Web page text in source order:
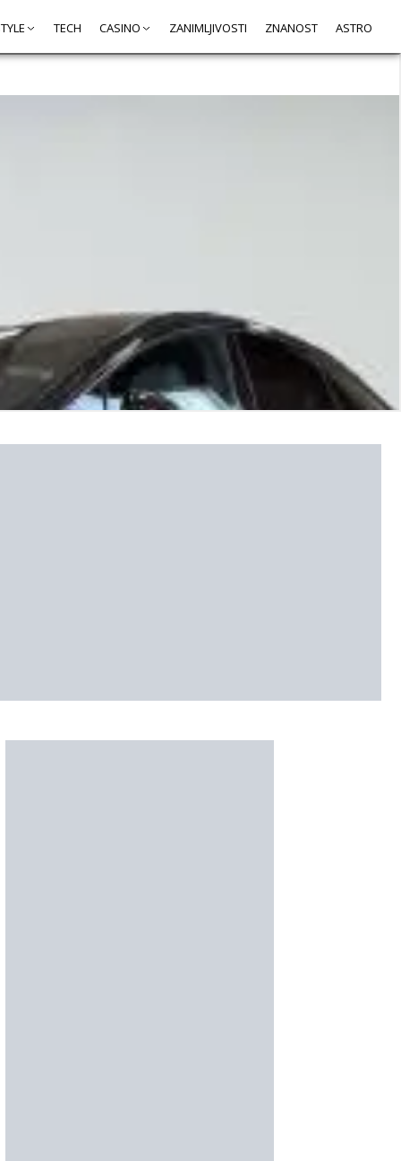
TECH CASINO ZANIMLJIVOSTI ZNANOST ASTRO